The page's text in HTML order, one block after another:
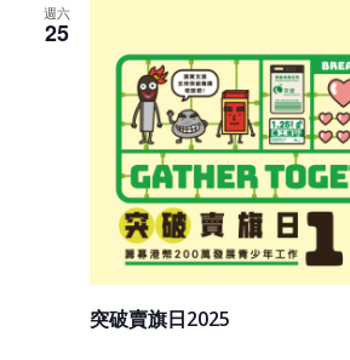
週六
25
突破賣旗日2025